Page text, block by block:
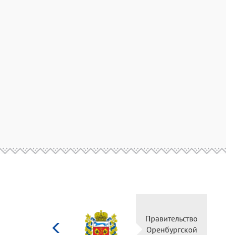
Правительство
Оренбургской